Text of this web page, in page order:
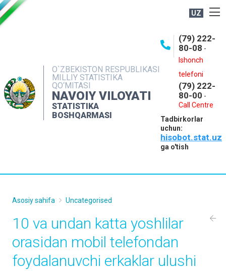
UZ
O`ZBEKISTON RESPUBLIKASI
MILLIY STATISTIKA
QO‘MITASI
NAVOIY VILOYATI
STATISTIKA
BOSHQARMASI
(79) 222-
80-08 -
Ishonch
telefoni
(79) 222-
80-00 -
Call Centre
Tadbirkorlar
uchun:
hisobot.stat.uz
ga o'tish
OCHIQ MA'LUMOTLAR
INTERAKTIV XIZMATLAR
MUROJAATLAR
Asosiy sahifa Uncategorised
10 va undan katta yoshlilar
orasidan mobil telefondan
foydalanuvchi erkaklar ulushi